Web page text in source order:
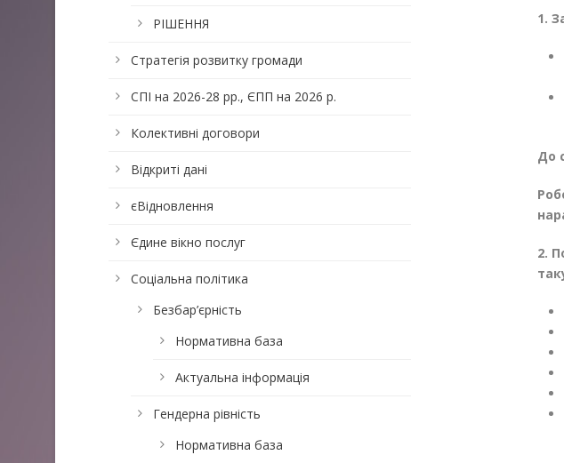
1.
До
2.
РІШЕННЯ
Стратегія розвитку громади
СПІ на 2026-28 рр., ЄПП на 2026 р.
Колективні договори
Відкриті дані
єВідновлення
Єдине вікно послуг
Соціальна політика
Безбар’єрність
Нормативна база
Актуальна інформація
Гендерна рівність
Нормативна база